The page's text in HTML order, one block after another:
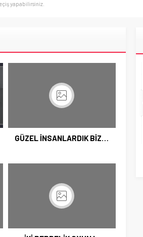
yapabilirsiniz.
GÜZEL İNSANLARDIK BİZ…